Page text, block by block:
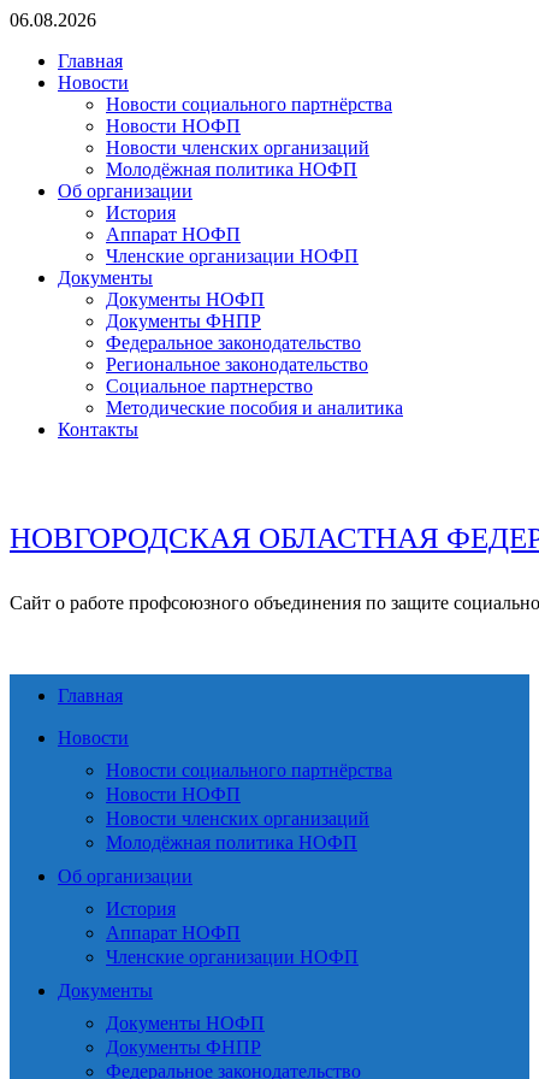
Перейти
содержимому
06.08.2026
Главная
Новости
Новости социального партнёрства
Новости НОФП
Новости членских организаций
Молодёжная политика НОФП
Об организации
История
Аппарат НОФП
Членские организации НОФП
Документы
Документы НОФП
Документы ФНПР
Федеральное законодательство
Региональное законодательство
Социальное партнерство
Методические пособия и аналитика
Контакты
НОВГОРОДСКАЯ ОБЛАСТНАЯ
Сайт о работе профсоюзного объединения по защите
Главная
Новости
Новости социального партнёрства
Новости НОФП
Новости членских организаций
Молодёжная политика НОФП
Об организации
История
Аппарат НОФП
Членские организации НОФП
Документы
Документы НОФП
Документы ФНПР
Федеральное законодательство